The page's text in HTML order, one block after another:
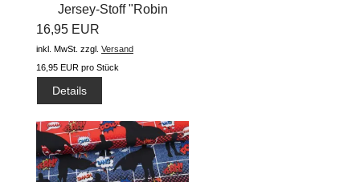
Jersey-Stoff "Robin
#red"...
16,95 EUR
inkl. MwSt. zzgl. Versand
16,95 EUR pro Stück
Details